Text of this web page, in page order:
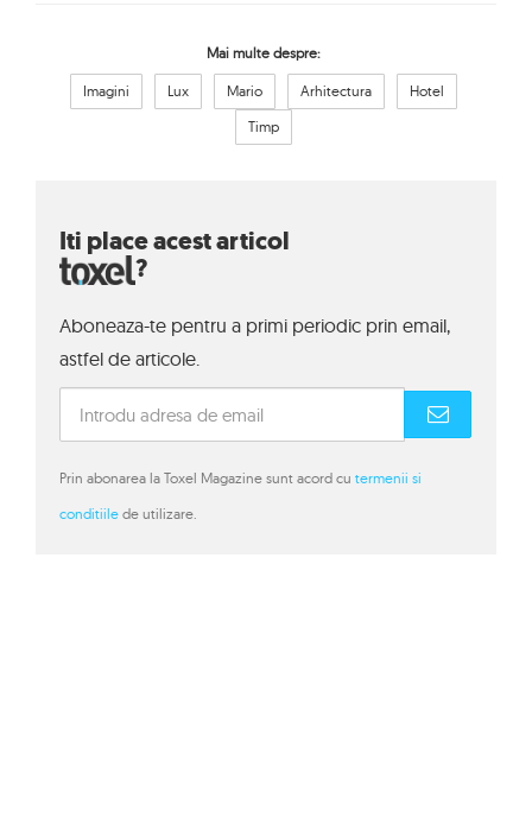
Mai multe despre:
Imagini Lux Mario Arhitectura
Hotel
Timp
Iti place acest articol
?
Aboneaza-te pentru a primi periodic prin email,
astfel de articole.
Prin abonarea la Toxel Magazine sunt acord cu termenii si
conditiile de utilizare.